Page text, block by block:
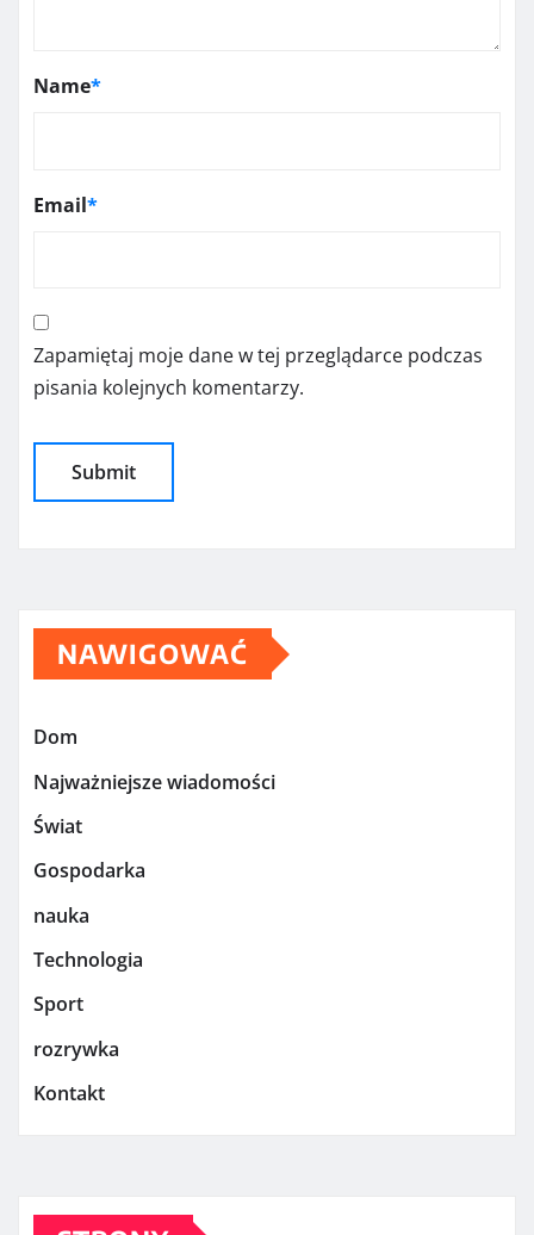
Name*
Email*
Zapamiętaj moje dane w tej przeglądarce podczas
pisania kolejnych komentarzy.
NAWIGOWAĆ
Dom
Najważniejsze wiadomości
Świat
Gospodarka
nauka
Technologia
Sport
rozrywka
Kontakt